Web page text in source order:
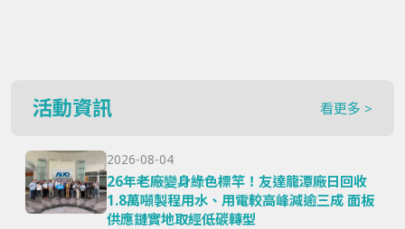
活動資訊 看更多 >
2026-08-04
26年老廠變身綠色標竿！友達龍潭廠日回收
1.8萬噸製程用水、用電較高峰減逾三成 面板
供應鏈實地取經低碳轉型